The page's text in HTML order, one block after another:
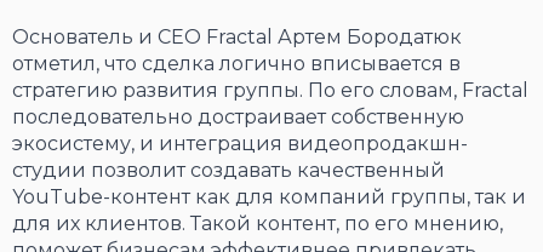
Основатель и CEO Fractal Артем Бородатюк
отметил, что сделка логично вписывается в
стратегию развития группы. По его словам, Fractal
последовательно достраивает собственную
экосистему, и интеграция видеопродакшн-
студии позволит создавать качественный
YouTube-контент как для компаний группы, так и
для их клиентов. Такой контент, по его мнению,